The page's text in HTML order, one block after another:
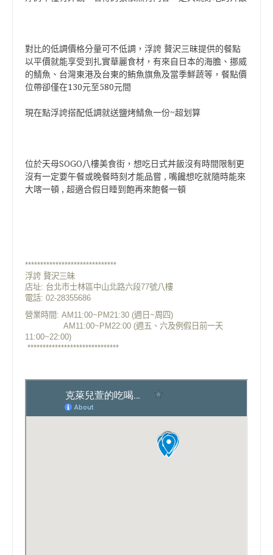
對比的低調價格分量可不低調，浮誇 贅沢三昧提供的餐點
以平價就能享受到扎實華麗食材，有來自日本的海膽、挪威
的鯖魚、台灣東港及台東的鮪魚旗魚及當季鮮蔬等，餐點價
位帶卻僅在130元至580元間
現在點浮誇搭配低調就送鹽烤鯖魚一份~超划算
位於天母SOGO八樓美食街，想吃日式丼飯沒有時間限制更
沒有一定要午餐或晚餐時刻才能品嘗 , 嘴饞想吃就隨時能來
大喀一頓 , 超適合假日睡到飽再來飽餐一頓
******************************
浮誇 贅沢三昧
店址: 台北市士林區中山北路六段77號八樓
電話: 02-28355686
營業時間: AM11:00~PM21:30 (週日~周四)
AM11:00~PM22:00 (週五、六及例假日前一天
11:00~22:00)
******************************